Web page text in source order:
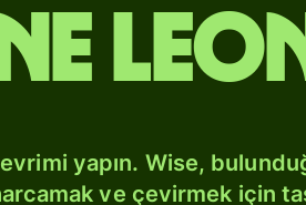
yapın. Wise,
ve çevirmek için